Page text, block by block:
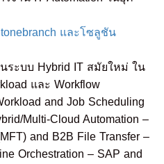
และโซลูชัน
ระบบ Hybrid IT สมัยใหม่ ใน
และ Workflow
and Job Scheduling
Multi-Cloud Automation –
and B2B File Transfer –
Orchestration – SAP and